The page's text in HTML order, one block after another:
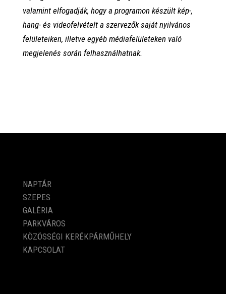
valamint elfogadják, hogy a programon készült kép-,
hang- és videofelvételt a szervezők saját nyilvános
felületeiken, illetve egyéb médiafelületeken való
megjelenés során felhasználhatnak.
NAPTÁR
SZEPES
GALÉRIA
PARKVÁROS
KÖZÖSSÉGI KERÉKPÁRMŰHELY
KAPCSOLAT